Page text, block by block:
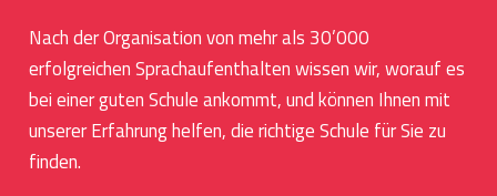
Nach der Organisation von mehr als 30’000
erfolgreichen Sprachaufenthalten wissen wir, worauf es
bei einer guten Schule ankommt, und können Ihnen mit
unserer Erfahrung helfen, die richtige Schule für Sie zu
finden.